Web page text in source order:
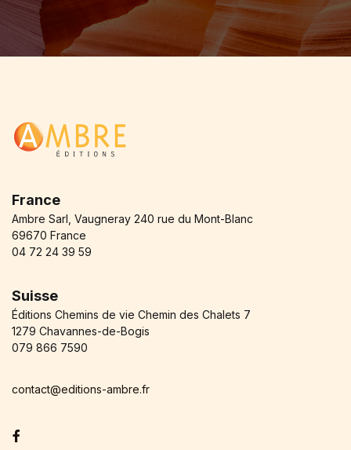
France
Ambre Sarl, Vaugneray 240 rue du Mont-Blanc
69670 France
04 72 24 39 59
Suisse
Éditions Chemins de vie Chemin des Chalets 7
1279 Chavannes-de-Bogis
079 866 7590
contact@editions-ambre.fr